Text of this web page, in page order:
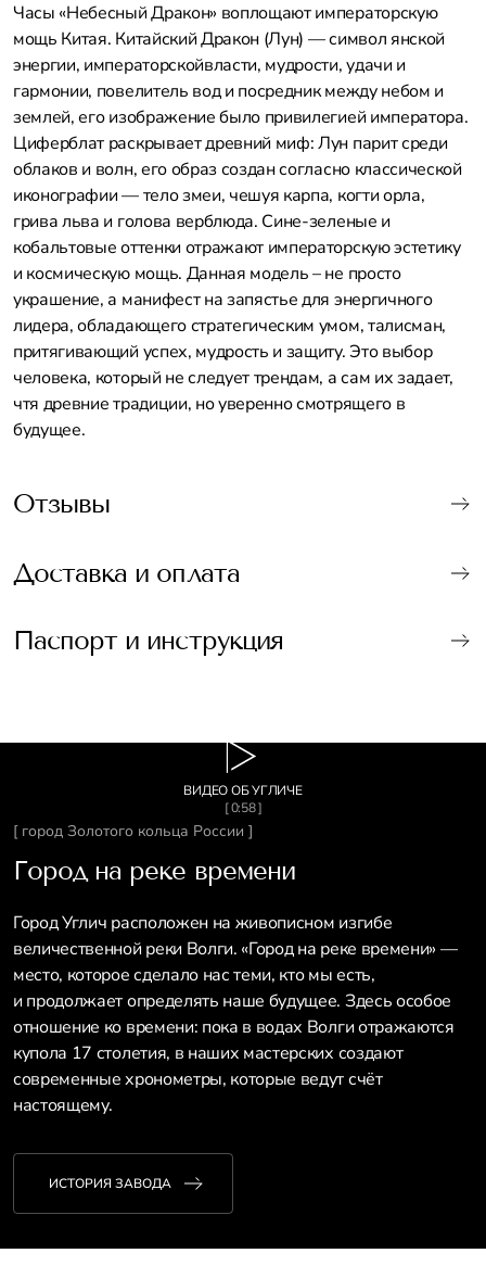
Часы «Небесный Дракон» воплощают императорскую
мощь Китая. Китайский Дракон (Лун) — символ янской
энергии, императорскойвласти, мудрости, удачи и
гармонии, повелитель вод и посредник между небом и
землей, его изображение было привилегией императора.
Циферблат раскрывает древний миф: Лун парит среди
облаков и волн, его образ создан согласно классической
иконографии — тело змеи, чешуя карпа, когти орла,
грива льва и голова верблюда. Сине-зеленые и
кобальтовые оттенки отражают императорскую эстетику
и космическую мощь. Данная модель – не просто
украшение, а манифест на запястье для энергичного
лидера, обладающего стратегическим умом, талисман,
притягивающий успех, мудрость и защиту. Это выбор
человека, который не следует трендам, а сам их задает,
чтя древние традиции, но уверенно смотрящего в
будущее.
Отзывы
Доставка и оплата
Паспорт и инструкция
ВИДЕО ОБ УГЛИЧЕ
[ 0:58 ]
[ город Золотого кольца России ]
Город на реке времени
Город Углич расположен на живописном изгибе
величественной реки Волги. «Город на реке времени» —
место, которое сделало нас теми, кто мы есть,
и продолжает определять наше будущее. Здесь особое
отношение ко времени: пока в водах Волги отражаются
купола 17 столетия, в наших мастерских создают
современные хронометры, которые ведут счёт
настоящему.
ИСТОРИЯ ЗАВОДА